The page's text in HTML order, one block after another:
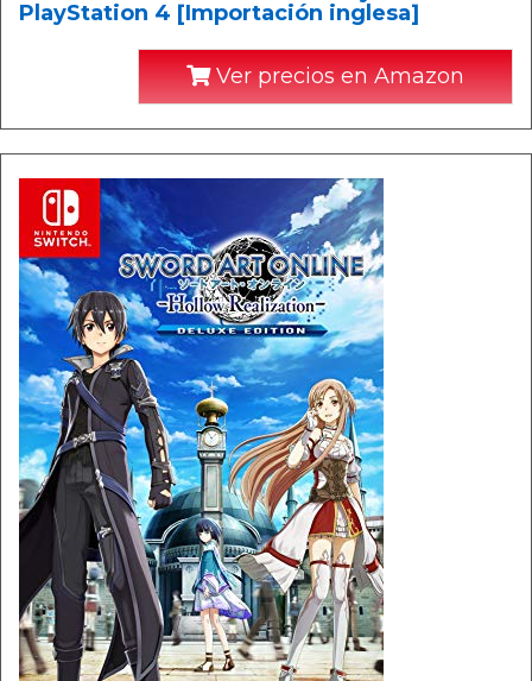
PlayStation 4 [Importación inglesa]
Ver precios en Amazon